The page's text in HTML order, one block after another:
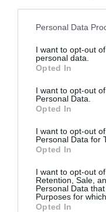
Personal Data
I want to opt-out
personal data.
Opted In
I want to opt-out
Personal Data.
Opted In
I want to opt-out
Personal Data for
Opted In
I want to opt-out
Retention, Sale,
Personal Data
Purposes for
Opted In
προσφέρουμε με τον
συνδυαστικά,
Ιστοσελίδαπου
Το ειδικευμένο,
υπόσχεται να σας
παγκόσμιες
δημιουργικότητα, οι
γνώσειςμας θα σας
εταιρεία σας,